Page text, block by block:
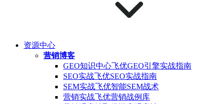
资源中心
营销博客
GEO知识中心飞优GEO引擎实战指南
SEO实战飞优SEO实战指南
SEM实战飞优智能SEM战术
营销实战飞优营销战例库